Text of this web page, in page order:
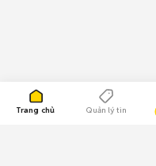
Trang chủ Quản lý tin